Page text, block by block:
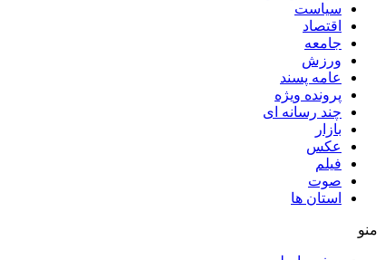
سیاست
اقتصاد
جامعه
ورزش
عامه پسند
پرونده ویژه
چند رسانه ای
بازار
عکس
فیلم
صوت
استان ها
منو